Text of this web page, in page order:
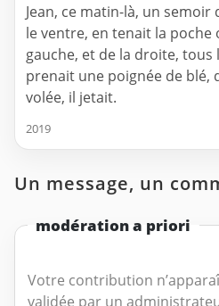
Jean, ce matin-là, un
le ventre, en tenait la poche
gauche, et de la droite, tous
prenait une poignée de blé,
volée, il jetait.
2019
Un message, un
modération a priori
Votre contribution
validée par un